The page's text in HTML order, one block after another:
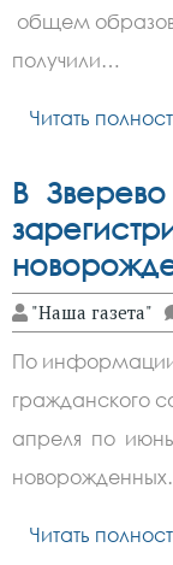
общем
получили…
Читать
В
"Наша газета"
По
гражданского
апреля по
Читать